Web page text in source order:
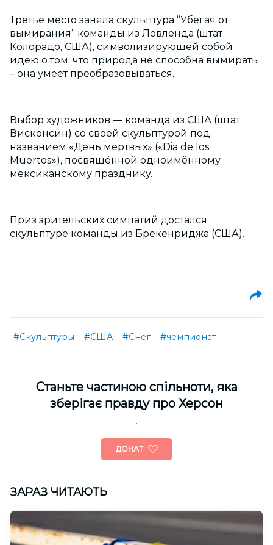
Третье место заняла скульптура “Убегая от
вымирания” команды из Ловленда (штат
Колорадо, США), символизирующей собой
идею о том, что природа не способна вымирать
– она умеет преобразовываться.
Выбор художников — команда из США (штат
Висконсин) со своей скульптурой под
названием «День мёртвых» («Dia de los
Muertos»), посвящённой одноимённому
мексиканскому празднику.
Приз зрительских симпатий достался
скульптуре команды из Брекенриджа (США).
#Скульптуры #США #Снег #чемпионат
Cтаньте частиною спільноти, яка
зберігає правду про Херсон
ДОНАТ
ЗАРАЗ ЧИТАЮТЬ